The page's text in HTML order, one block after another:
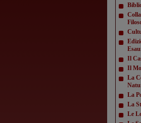
Il
Il
La
La
La
Le